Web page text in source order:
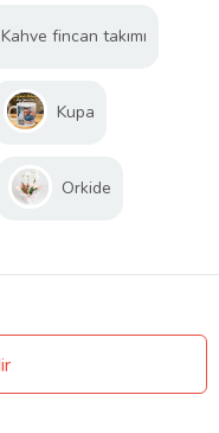
Kahve fincan takımı
Kupa
Orkide